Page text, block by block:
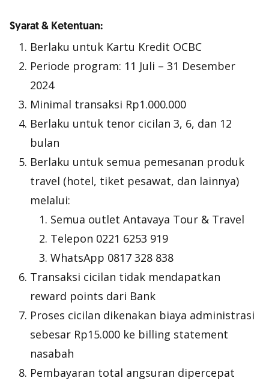
Syarat & Ketentuan:
Berlaku untuk Kartu Kredit OCBC
Periode program: 11 Juli – 31 Desember
2024
Minimal transaksi Rp1.000.000
Berlaku untuk tenor cicilan 3, 6, dan 12
bulan
Berlaku untuk semua pemesanan produk
travel (hotel, tiket pesawat, dan lainnya)
melalui:
Semua outlet Antavaya Tour & Travel
Telepon 0221 6253 919
WhatsApp 0817 328 838
Transaksi cicilan tidak mendapatkan
reward points dari Bank
Proses cicilan dikenakan biaya administrasi
sebesar Rp15.000 ke billing statement
nasabah
Pembayaran total angsuran dipercepat